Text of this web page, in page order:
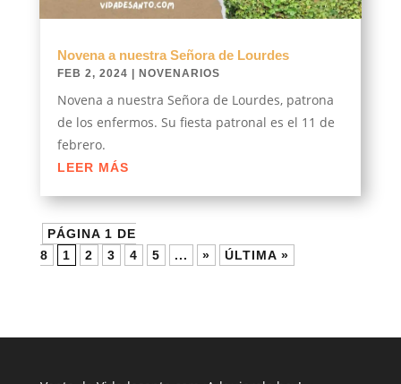
Novena a nuestra Señora de Lourdes
FEB 2, 2024 | NOVENARIOS
Novena a nuestra Señora de Lourdes, patrona
de los enfermos. Su fiesta patronal es el 11 de
febrero.
LEER MÁS
PÁGINA 1 DE
8
1 2 3 4 5 ... » ÚLTIMA »